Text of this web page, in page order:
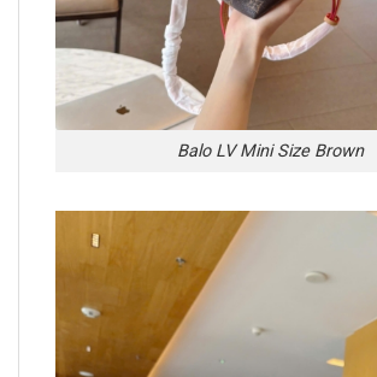
Balo LV Mini Size Brown